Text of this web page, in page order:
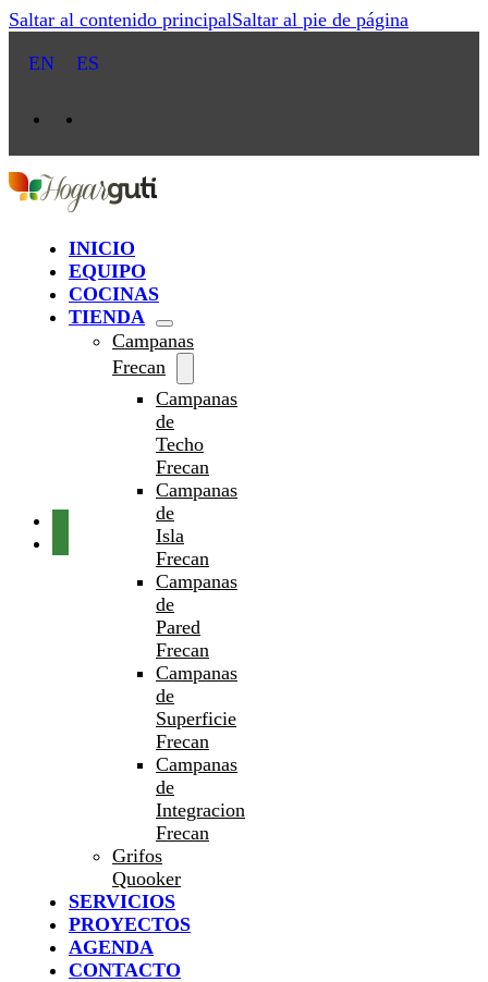
Saltar al contenido principalSaltar al pie de página
EN
ES
INICIO
EQUIPO
COCINAS
TIENDA
Campanas
Frecan
Campanas
de
Techo
Frecan
Campanas
de
Isla
Frecan
Campanas
de
Pared
Frecan
Campanas
de
Superficie
Frecan
Campanas
de
Integracion
Frecan
Grifos
Quooker
SERVICIOS
PROYECTOS
AGENDA
CONTACTO